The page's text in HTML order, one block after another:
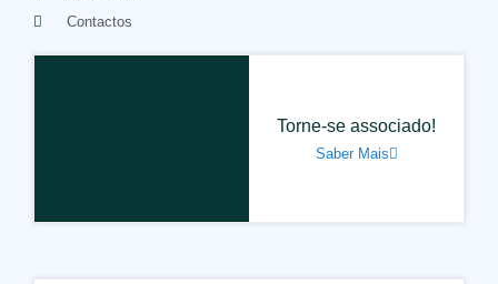
Contactos
Torne-se associado!
Saber Mais